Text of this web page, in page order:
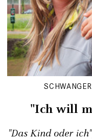
"Ich will
"Das Kind oder